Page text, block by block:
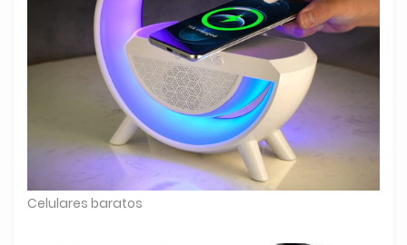
Celulares baratos